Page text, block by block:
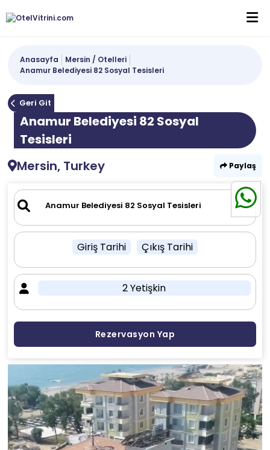
Anasayfa
Mersin / Otelleri
Anamur Belediyesi 82 Sosyal Tesisleri
Geri Git
Anamur Belediyesi 82 Sosyal
Tesisleri
Mersin, Turkey
Paylaş
Giriş Tarihi Çıkış Tarihi
2 Yetişkin
Rezervasyon Yap